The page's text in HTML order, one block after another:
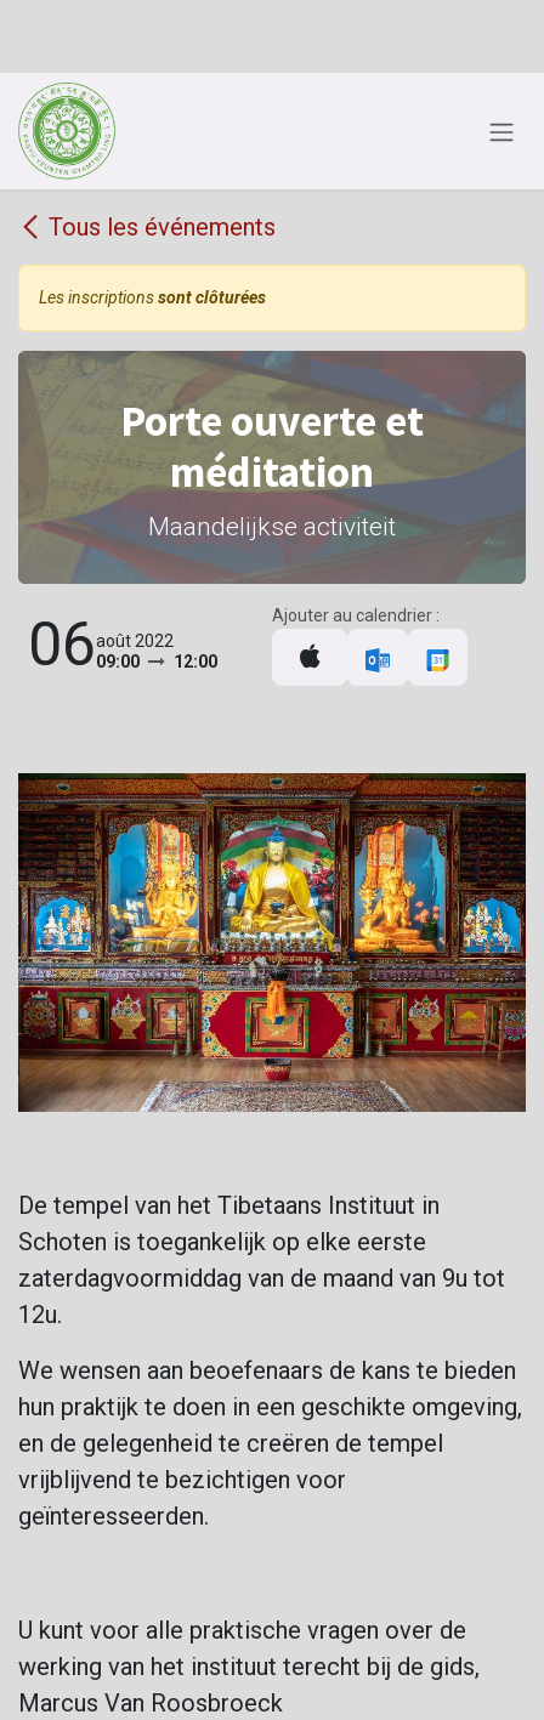
Se rendre au contenu
Tous les événements
Les inscriptionssont clôturées
Porte ouverte et
méditation
Maandelijkse activiteit
06août 2022
09:00
12:00
Ajouter au calendrier :
De tempel van het Tibetaans Instituut in
Schoten is toegankelijk op elke eerste
zaterdagvoormiddag van de maand van 9u tot
12u.
We wensen aan beoefenaars de kans te bieden
hun praktijk te doen in een geschikte omgeving,
en de gelegenheid te creëren de tempel
vrijblijvend te bezichtigen voor
geïnteresseerden.
U kunt voor alle praktische vragen over de
werking van het instituut terecht bij de gids,
Marcus Van Roosbroeck